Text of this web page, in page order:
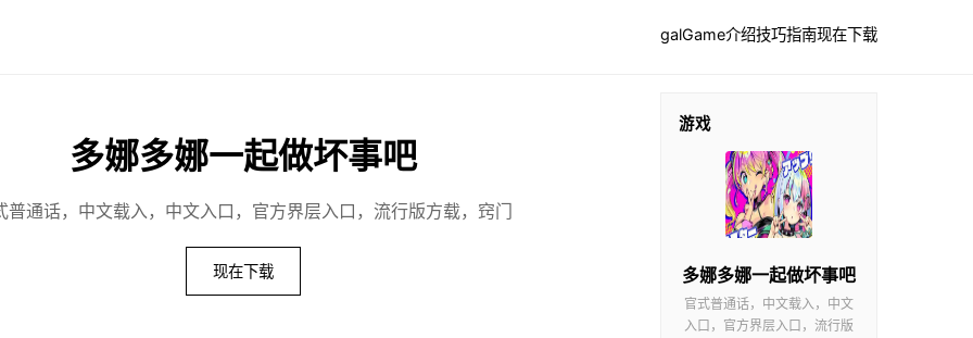
galGame介绍技巧指南现在下载
多娜多娜一起做坏事吧
普通话，中文载入，中文入口，官方界层入口，流行版方载，窍门
现在下载
游戏
多娜多娜一起做坏事吧
官式普通话，中文载入，中文
入口，官方界层入口，流行版